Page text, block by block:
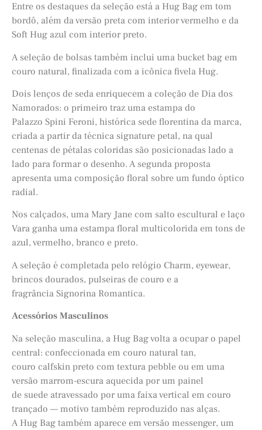
Entre os destaques da seleção está a Hug Bag em tom
bordô, além da versão preta com interior vermelho e da
Soft Hug azul com interior preto.
A seleção de bolsas também inclui uma bucket bag em
couro natural, finalizada com a icônica fivela Hug.
Dois lenços de seda enriquecem a coleção de Dia dos
Namorados: o primeiro traz uma estampa do
Palazzo Spini Feroni, histórica sede florentina da marca,
criada a partir da técnica signature petal, na qual
centenas de pétalas coloridas são posicionadas lado a
lado para formar o desenho. A segunda proposta
apresenta uma composição floral sobre um fundo óptico
radial.
Nos calçados, uma Mary Jane com salto escultural e laço
Vara ganha uma estampa floral multicolorida em tons de
azul, vermelho, branco e preto.
A seleção é completada pelo relógio Charm, eyewear,
brincos dourados, pulseiras de couro e a
fragrância Signorina Romantica.
Acessórios Masculinos
Na seleção masculina, a Hug Bag volta a ocupar o papel
central: confeccionada em couro natural tan,
couro calfskin preto com textura pebble ou em uma
versão marrom-escura aquecida por um painel
de suede atravessado por uma faixa vertical em couro
trançado — motivo também reproduzido nas alças.
A Hug Bag também aparece em versão messenger, um